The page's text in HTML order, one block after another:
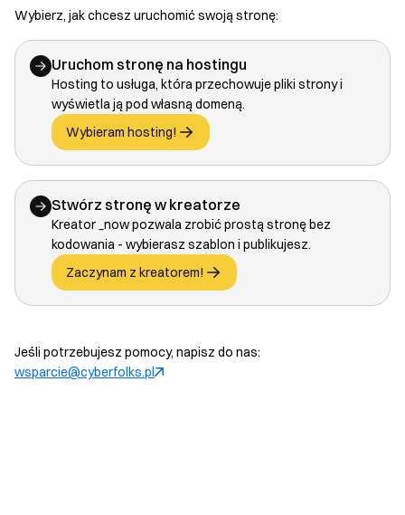
Wybierz, jak chcesz uruchomić swoją stronę:
Uruchom stronę na hostingu
Hosting to usługa, która przechowuje pliki strony i
wyświetla ją pod własną domeną.
Wybieram hosting!
Stwórz stronę w kreatorze
Kreator _now pozwala zrobić prostą stronę bez
kodowania - wybierasz szablon i publikujesz.
Zaczynam z kreatorem!
Jeśli potrzebujesz pomocy, napisz do nas:
wsparcie@cyberfolks.pl